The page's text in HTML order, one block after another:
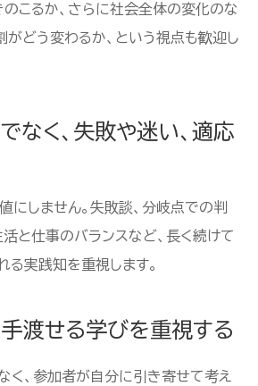
のこるか、さらに社会全体の変化のな
がどう変わるか、という視点も歓迎し
なく、失敗や迷い、適応
にしません。失敗談、分岐点での判
活と仕事のバランスなど、長く続けて
る実践知を重視します。
渡せる学びを重視する
く、参加者が自分に引き寄せて考え